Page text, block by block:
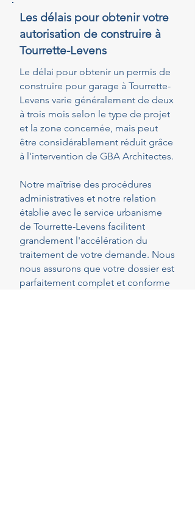
Les délais pour obtenir votre
autorisation de construire à
Tourrette-Levens
Le délai pour obtenir un permis de
construire pour garage à Tourrette-
Levens varie généralement de deux
à trois mois selon le type de projet
et la zone concernée, mais peut
être considérablement réduit grâce
à l'intervention de GBA Architectes.
Notre maîtrise des procédures
administratives et notre relation
établie avec le service urbanisme
de Tourrette-Levens facilitent
grandement l'accélération du
traitement de votre demande. Nous
nous assurons que votre dossier est
parfaitement complet et conforme